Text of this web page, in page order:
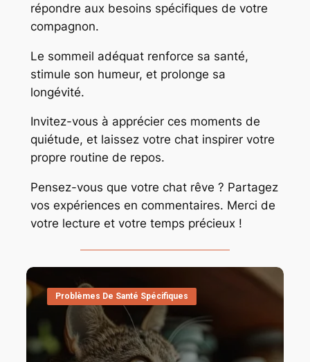
répondre aux besoins spécifiques de votre
compagnon.
Le sommeil adéquat renforce sa santé,
stimule son humeur, et prolonge sa
longévité.
Invitez-vous à apprécier ces moments de
quiétude, et laissez votre chat inspirer votre
propre routine de repos.
Pensez-vous que votre chat rêve ? Partagez
vos expériences en commentaires. Merci de
votre lecture et votre temps précieux !
Problèmes De Santé Spécifiques